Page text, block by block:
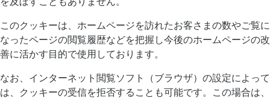
このクッキーは、ホームページを訪れたお客さまの数やご覧に
なったページの閲覧履歴などを把握し今後のホームページの改
善に活かす目的で使用しております。
なお、インターネット閲覧ソフト（ブラウザ）の設定によって
は、クッキーの受信を拒否することも可能です。この場合は、